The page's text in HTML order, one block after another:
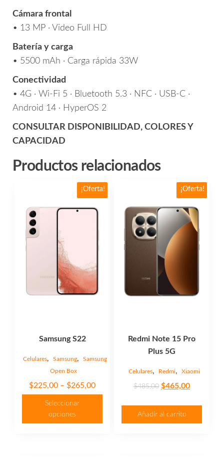
Cámara frontal
• 13 MP · Video Full HD
Batería y carga
• 5500 mAh · Carga rápida 33W
Conectividad
• 4G · Wi-Fi 5 · Bluetooth 5.3 · NFC · USB-C ·
Android 14 · HyperOS 2
CONSULTAR DISPONIBILIDAD, COLORES Y
CAPACIDAD
Productos relacionados
¡Oferta!
Samsung S22
Celulares, Samsung,
Samsung
Open Box
$225,00 – $265,00Price
through
Seleccionar
opciones
tiene
múltiples
variantes.
elegir
¡Oferta!
Redmi Note 15 Pro
Plus 5G
Celulares, Redmi, Xiaomi
$485,00 Original
was:
$485,00.
$465,00Current
$465,00.
Añadir al carrito